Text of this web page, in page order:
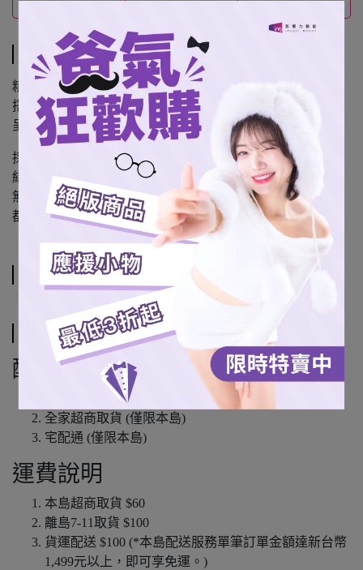
商品介紹
精選女孩OL造型設計，
搭配高透明壓克力材質與細緻印刷，
呈現清晰立體的展示效果。
採用 四叉交叉底座設計 ，
結構穩固、不易傾倒，
無論擺放在辦公桌、書桌或展示櫃，
都能穩定呈現最佳視覺角度。
規格說明
運送方式
配送方式
7-11超商取貨
全家超商取貨 (僅限本島)
宅配通 (僅限本島)
運費說明
本島超商取貨 $60
離島7-11取貨 $100
貨運配送 $100 (*本島配送服務單筆訂單金額達新台幣
1,499元以上，即可享免運。)